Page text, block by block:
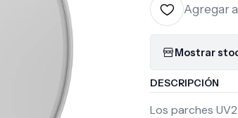
Agregar
Mostrar
DESCRIPCIÓN
Los parches